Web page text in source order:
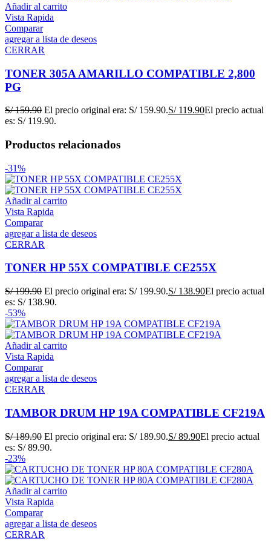
Añadir al carrito
Vista Rapida
Comparar
agregar a lista de deseos
CERRAR
TONER 305A AMARILLO COMPATIBLE 2,800
PG
S/159.90 El precio original era: S/ 159.90.S/119.90El precio actual
es: S/ 119.90.
Productos relacionados
-31%
Añadir al carrito
Vista Rapida
Comparar
agregar a lista de deseos
CERRAR
TONER HP 55X COMPATIBLE CE255X
S/199.90 El precio original era: S/ 199.90.S/138.90El precio actual
es: S/ 138.90.
-53%
Añadir al carrito
Vista Rapida
Comparar
agregar a lista de deseos
CERRAR
TAMBOR DRUM HP 19A COMPATIBLE CF219A
S/189.90 El precio original era: S/ 189.90.S/89.90El precio actual
es: S/ 89.90.
-23%
Añadir al carrito
Vista Rapida
Comparar
agregar a lista de deseos
CERRAR